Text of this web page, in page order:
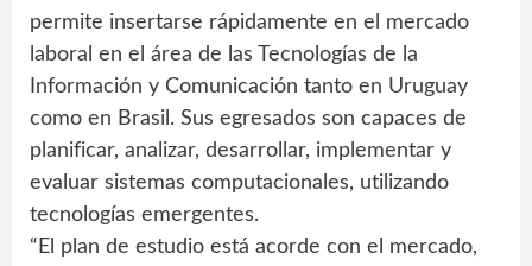
permite insertarse rápidamente en el mercado
laboral en el área de las Tecnologías de la
Información y Comunicación tanto en Uruguay
como en Brasil. Sus egresados son capaces de
planificar, analizar, desarrollar, implementar y
evaluar sistemas computacionales, utilizando
tecnologías emergentes.
“El plan de estudio está acorde con el mercado,